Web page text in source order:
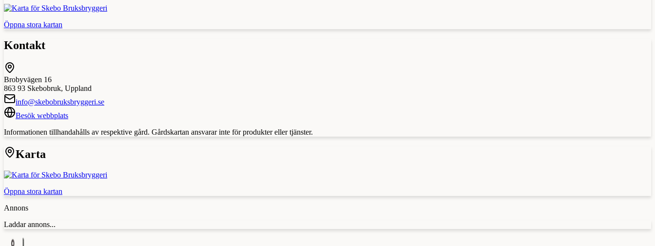
Öppna stora kartan
Kontakt
Brobyvägen 16
863 93 Skebobruk, Uppland
info@skebobruksbryggeri.se
Besök webbplats
Informationen tillhandahålls av respektive gård. Gårdskartan ansvarar inte för produkter eller tjänster.
Karta
Öppna stora kartan
Annons
Laddar annons...